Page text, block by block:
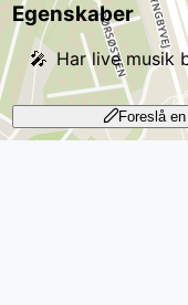
Egenskaber
🎤 Har live musik
Foreslå